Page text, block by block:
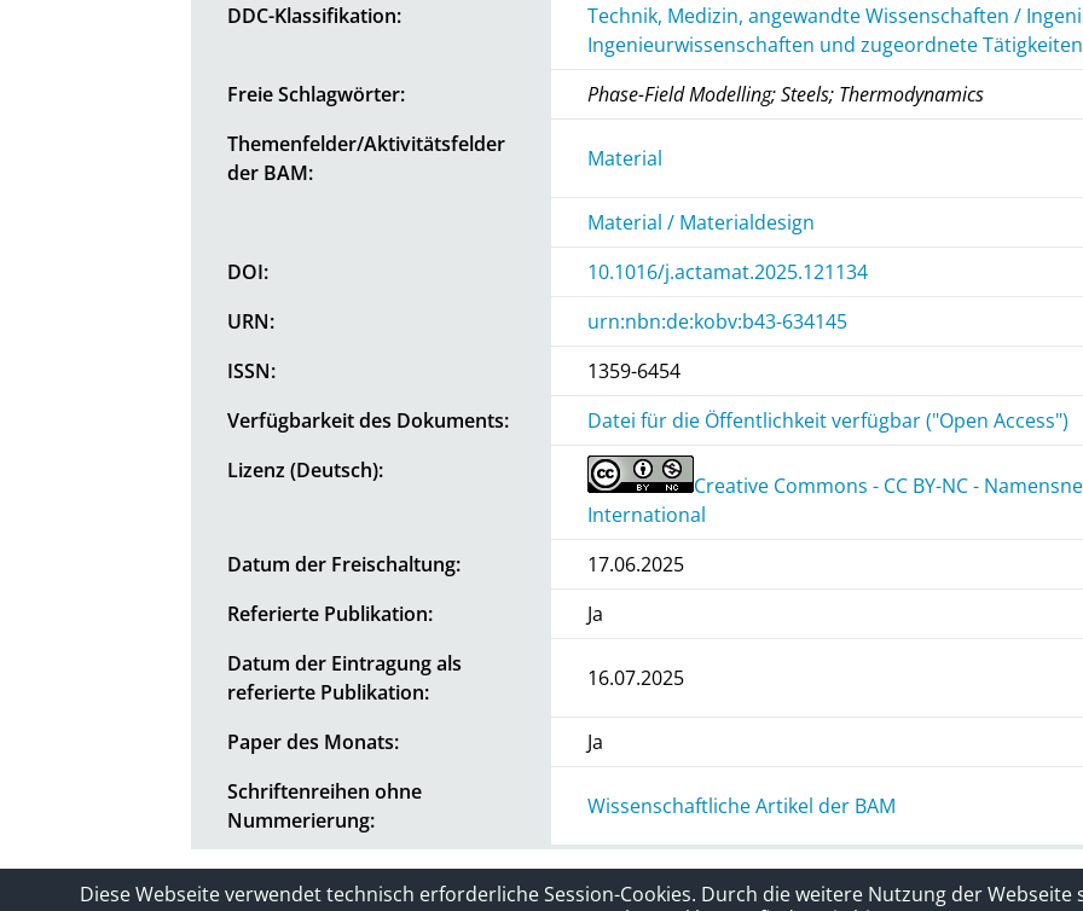
DDC-Klassifikation:
Technik, Medizin, angewandte Wissenschaften /
Ingenieurwissenschaften und zugeordnete Tätigkeiten
Freie Schlagwörter:
Phase-Field Modelling; Steels; Thermodynamics
Themenfelder/Aktivitätsfelder
der BAM:
Material
Material / Materialdesign
DOI:
10.1016/j.actamat.2025.121134
URN:
urn:nbn:de:kobv:b43-634145
ISSN:
1359-6454
Verfügbarkeit des Dokuments:
Datei für die Öffentlichkeit verfügbar ("Open Access")
Lizenz (Deutsch):
Creative Commons - CC BY-NC -
International
Datum der Freischaltung:
17.06.2025
Referierte Publikation:
Ja
Datum der Eintragung als
referierte Publikation:
16.07.2025
Paper des Monats:
Ja
Schriftenreihen ohne
Nummerierung:
Wissenschaftliche Artikel der BAM
Kontakt Impressum / Datenschutzerklärung Sitelinks
Diese Webseite verwendet technisch erforderliche Session-Cookies. Durch die weitere Nutzung der Webseite